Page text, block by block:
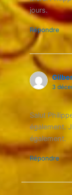
jours.
Répondre
3
Salut
également.
également.
Répondre